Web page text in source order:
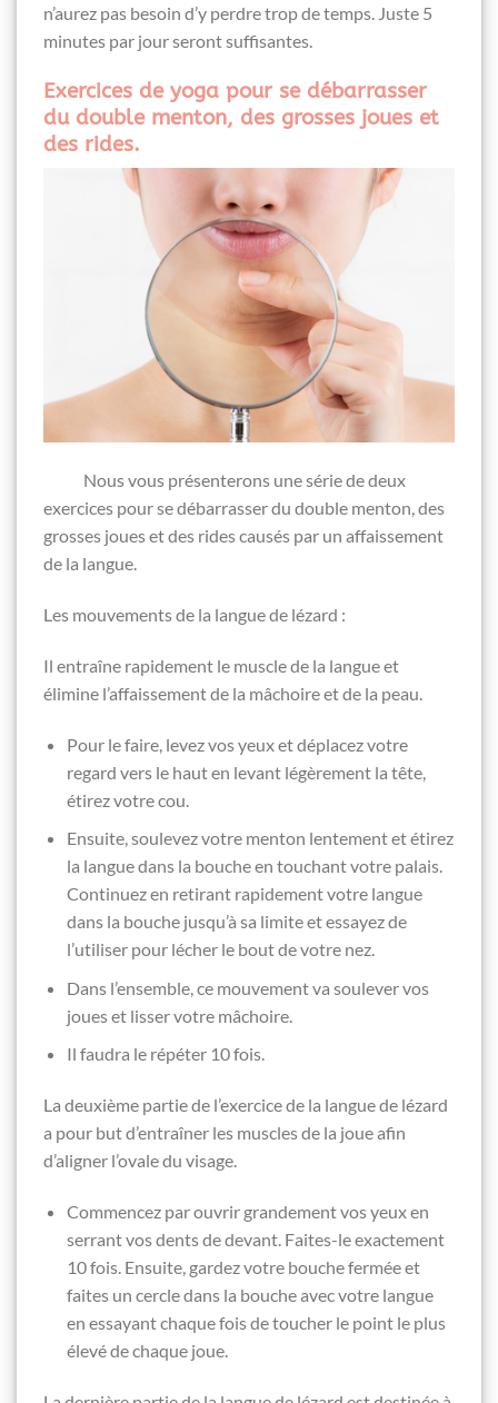
n’aurez pas besoin d’y perdre trop de temps. Juste 5
minutes par jour seront suffisantes.
Exercices de yoga pour se débarrasser
du double menton, des grosses joues et
des rides.
Nous vous présenterons une série de deux
exercices pour se débarrasserdu double menton, des
grosses joues et des rides causés par un affaissement
de la langue.
Les mouvements de la langue de lézard :
Il entraîne rapidement le muscle de la langue et
élimine l’affaissement de la mâchoire et de la peau.
Pour le faire, levez vos yeux et déplacez votre
regard vers le haut en levant légèrement la tête,
étirez votre cou.
Ensuite, soulevez votre menton lentement et étirez
la langue dans la bouche en touchant votre palais.
Continuez en retirant rapidement votre langue
dans la bouche jusqu’à sa limite et essayez de
l’utiliser pour lécher le bout de votre nez.
Dans l’ensemble, ce mouvement va soulever vos
joues et lisser votre mâchoire.
Il faudra le répéter 10 fois.
La deuxième partie de l’exercice de la langue de lézard
a pour but d’entraîner les muscles de la joue afin
d’aligner l’ovale du visage.
Commencez par ouvrir grandement vos yeux en
serrant vos dents de devant. Faites-le exactement
10 fois. Ensuite, gardez votre bouche fermée et
faites un cercle dans la bouche avec votre langue
en essayant chaque fois de toucher le point le plus
élevé de chaque joue.